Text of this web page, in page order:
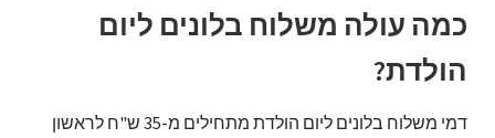
כמה עולה משלוח בלונים ליום
הולדת?
דמי משלוח בלונים ליום הולדת מתחילים מ-35 ש"ח לראשון